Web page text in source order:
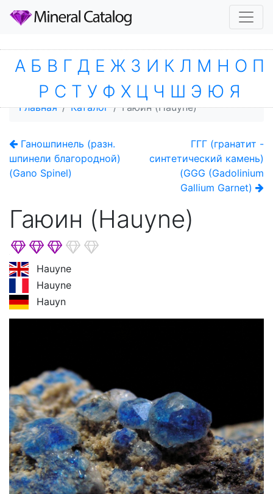
Главная Каталог Гаюин (Hauyne)
Ганошпинель (разн.
шпинели благородной)
(Gano Spinel)
ГГГ (гранатит -
синтетический камень)
(GGG (Gadolinium
Gallium Garnet)
Гаюин (Hauyne)
Hauyne
Hauyne
Hauyn
А Б В Г Д Е Ж З И К Л М Н О П
Р С Т У Ф Х Ц Ч Ш Э Ю Я